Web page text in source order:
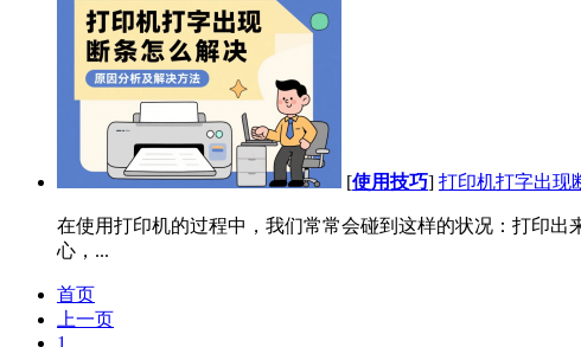
[使用技巧] 打印机打字出现
在使用打印机的过程中，我们常常会碰到这样的状况：打印出
心，...
首页
上一页